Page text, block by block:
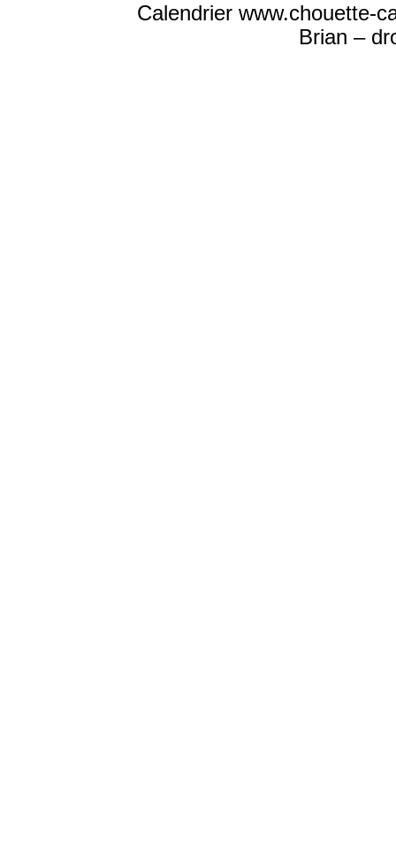
Calendrier www.chouette-
Brian –